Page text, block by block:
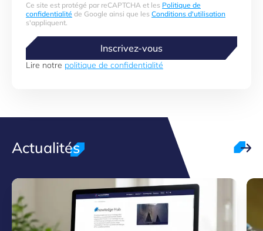
Ce site est protégé par reCAPTCHA et les Politique de
confidentialité de Google ainsi que les Conditions d'utilisation
s'appliquent.
Inscrivez-vous
Lire notre politique de confidentialité
Actualités